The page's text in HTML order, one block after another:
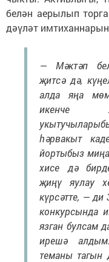
белән аерылып
дәүләт
— Мәктәп
җитсә дә,
алда яңа
икенче
һәрвакыт
йортыбыз
хисе дә
җиңү яулау
күрсәтте, —
конкурсында
язган булсам
ирешә
теманы тагын